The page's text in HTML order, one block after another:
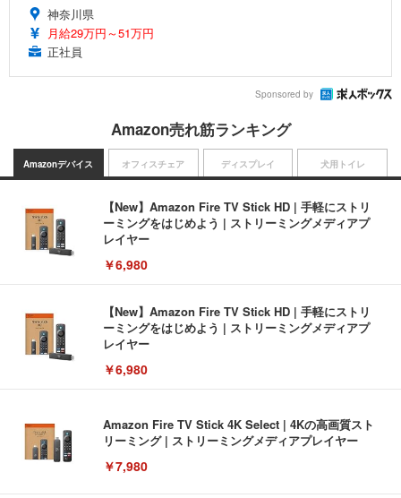
神奈川県
月給29万円～51万円
正社員
Sponsored by
Amazon売れ筋ランキング
Amazonデバイス
【New】Amazon Fire TV Stick HD | 手軽にストリ
ーミングをはじめよう | ストリーミングメディアプ
レイヤー
￥6,980
【New】Amazon Fire TV Stick HD | 手軽にストリ
ーミングをはじめよう | ストリーミングメディアプ
レイヤー
￥6,980
Amazon Fire TV Stick 4K Select | 4Kの高画質スト
リーミング | ストリーミングメディアプレイヤー
￥7,980
オフィスチェア ディスプレイ 犬用トイレ